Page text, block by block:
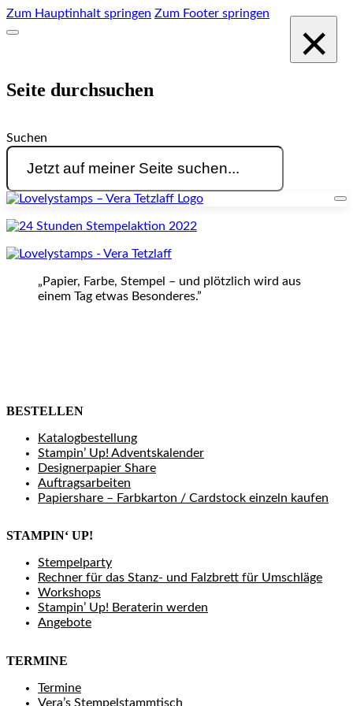
Zum Hauptinhalt springen Zum Footer springen
Seite durchsuchen
Suchen
×
„Papier, Farbe, Stempel – und plötzlich wird aus
einem Tag etwas Besonderes.”
BESTELLEN
Katalogbestellung
Stampin’ Up! Adventskalender
Designerpapier Share
Auftragsarbeiten
Papiershare – Farbkarton / Cardstock einzeln kaufen
STAMPIN‘ UP!
Stempelparty
Rechner für das Stanz- und Falzbrett für Umschläge
Workshops
Stampin’ Up! Beraterin werden
Angebote
TERMINE
Termine
Vera’s Stempelstammtisch